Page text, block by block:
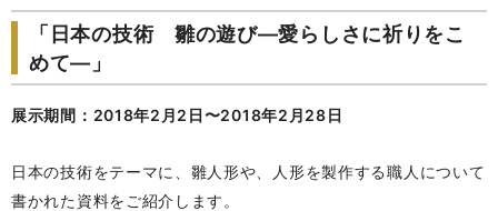
「日本の技術 雛の遊び―愛らしさに祈りをこ
めて―」
展示期間：2018年2月2日〜2018年2月28日
日本の技術をテーマに、雛人形や、人形を製作する職人について
書かれた資料をご紹介します。